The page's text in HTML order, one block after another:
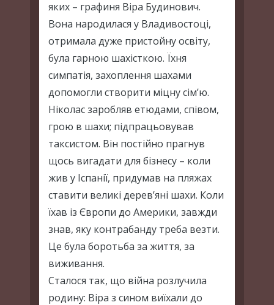
яких – графиня Віра Будинович.
Вона народилася у Владивостоці,
отримала дуже пристойну освіту,
була гарною шахісткою. Їхня
симпатія, захоплення шахами
допомогли створити міцну сім’ю.
Ніколас заробляв етюдами, співом,
грою в шахи; підпрацьовував
таксистом. Він постійно прагнув
щось вигадати для бізнесу – коли
жив у Іспанії, придумав на пляжах
ставити великі дерев’яні шахи. Коли
їхав із Європи до Америки, завжди
знав, яку контрабанду треба везти.
Це була боротьба за життя, за
виживання.
Сталося так, що війна розлучила
родину: Віра з сином виїхали до